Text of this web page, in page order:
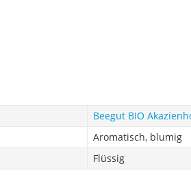
Beegut BIO
Aromatisch, blumig
Flüssig